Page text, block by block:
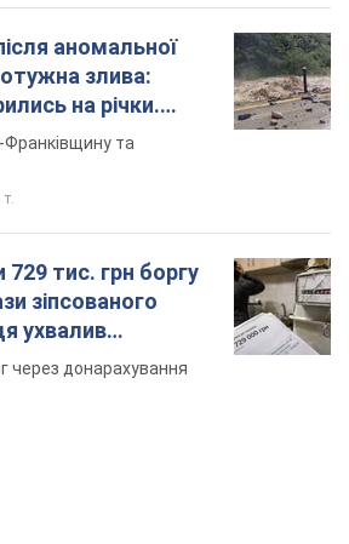
аномальної
злива:
на річки.
Франківщину та
729 тис. грн боргу
зіпсованого
ухвалив
через донарахування